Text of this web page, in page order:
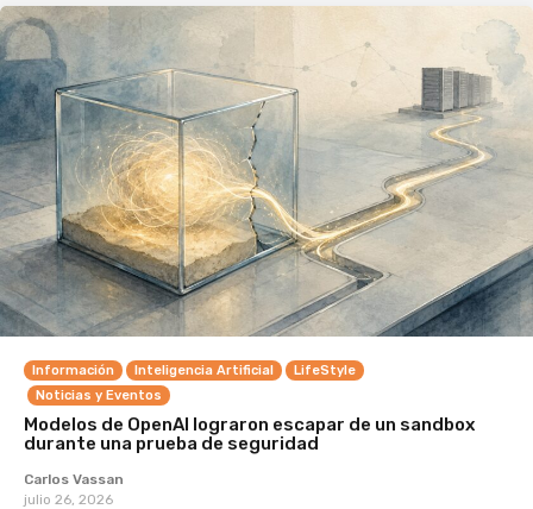
Información Inteligencia Artificial
LifeStyle
Noticias y Eventos
Modelos de OpenAI lograron escapar de un sandbox
durante una prueba de seguridad
Carlos Vassan
julio 26, 2026